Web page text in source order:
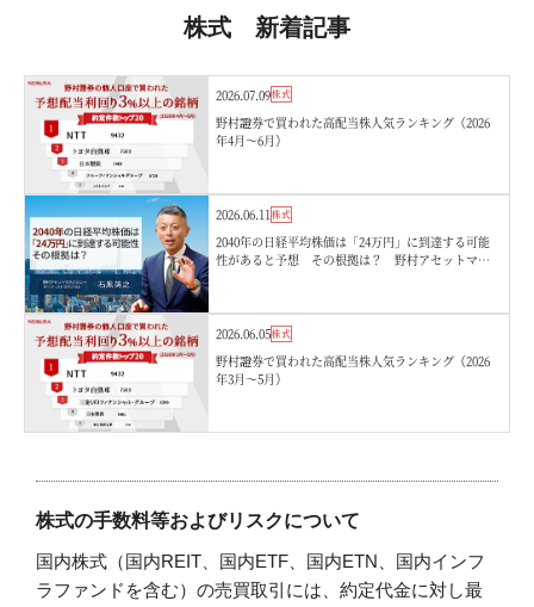
株式 新着記事
2026.07.09株式
野村證券で買われた高配当株人気ランキング（2026
年4月〜6月）
2026.06.11株式
2040年の日経平均株価は「24万円」に到達する可能
性があると予想 その根拠は？ 野村アセットマネ
2026.06.05株式
野村證券で買われた高配当株人気ランキング（2026
年3月〜5月）
株式の手数料等およびリスクについて
国内株式（国内REIT、国内ETF、国内ETN、国内インフ
ラファンドを含む）の売買取引には、約定代金に対し最